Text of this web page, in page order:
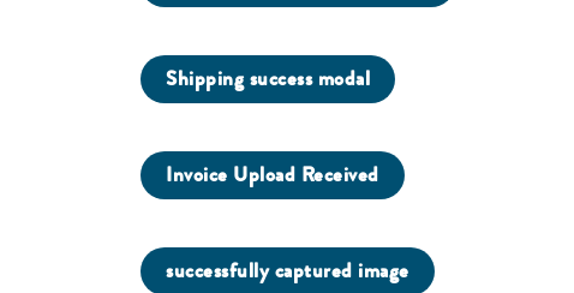
Shipping success modal
Invoice Upload Received
successfully captured image